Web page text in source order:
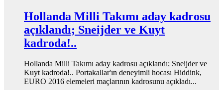
Hollanda Milli Takımı aday kadrosu
açıklandı; Sneijder ve Kuyt
kadroda!..
Hollanda Milli Takımı aday kadrosu açıklandı; Sneijder ve
Kuyt kadroda!.. Portakallar'ın deneyimli hocası Hiddink,
EURO 2016 elemeleri maçlarının kadrosunu açıkladı...